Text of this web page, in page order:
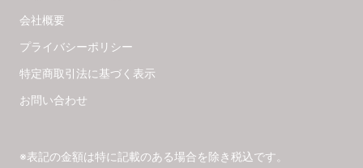
会社概要
プライバシーポリシー
特定商取引法に基づく表示
お問い合わせ
※表記の金額は特に記載のある場合を除き税込です。